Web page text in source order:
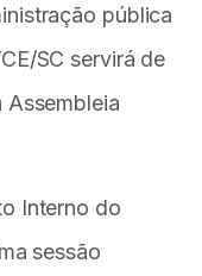
pública
SC servirá de
Assembleia
Interno do
sessão